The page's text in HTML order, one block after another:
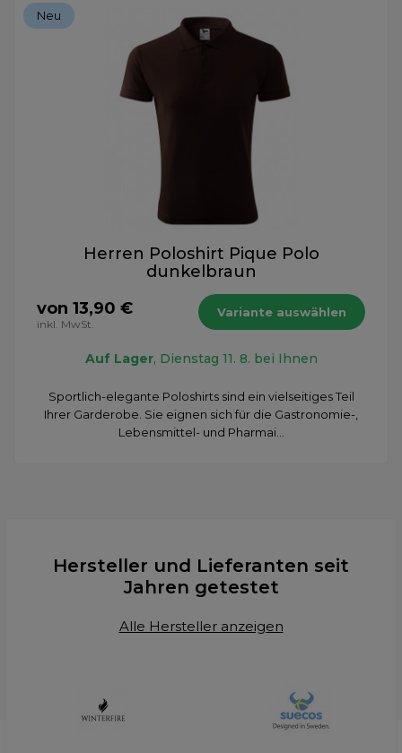
Neu
Herren Poloshirt Pique Polo
dunkelbraun
von 13,90 €
inkl. MwSt.
Variante auswählen
Auf Lager, Dienstag 11. 8. bei Ihnen
Sportlich-elegante Poloshirts sind ein vielseitiges Teil
Ihrer Garderobe. Sie eignen sich für die Gastronomie-,
Lebensmittel- und Pharmai...
Hersteller und Lieferanten seit
Jahren getestet
Alle Hersteller anzeigen